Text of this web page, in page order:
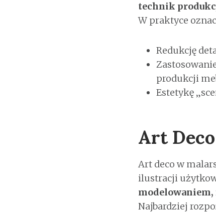
technik
W praktyce
Redukcję
produkcji
Estetykę
Art
Art deco w
ilustracji
Najbardziej